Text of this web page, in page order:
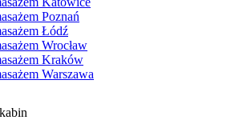
Poznań
Łódź
Wrocław
Kraków
Warszawa